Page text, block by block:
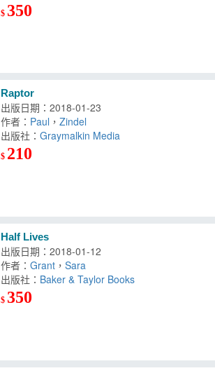
$ 350
Raptor
出版日期：2018-01-23
作者： Paul ，Zindel
出版社：Graymalkin Media
$ 210
Half Lives
出版日期：2018-01-12
作者：Grant ，Sara
出版社： Baker & Taylor Books
$ 350